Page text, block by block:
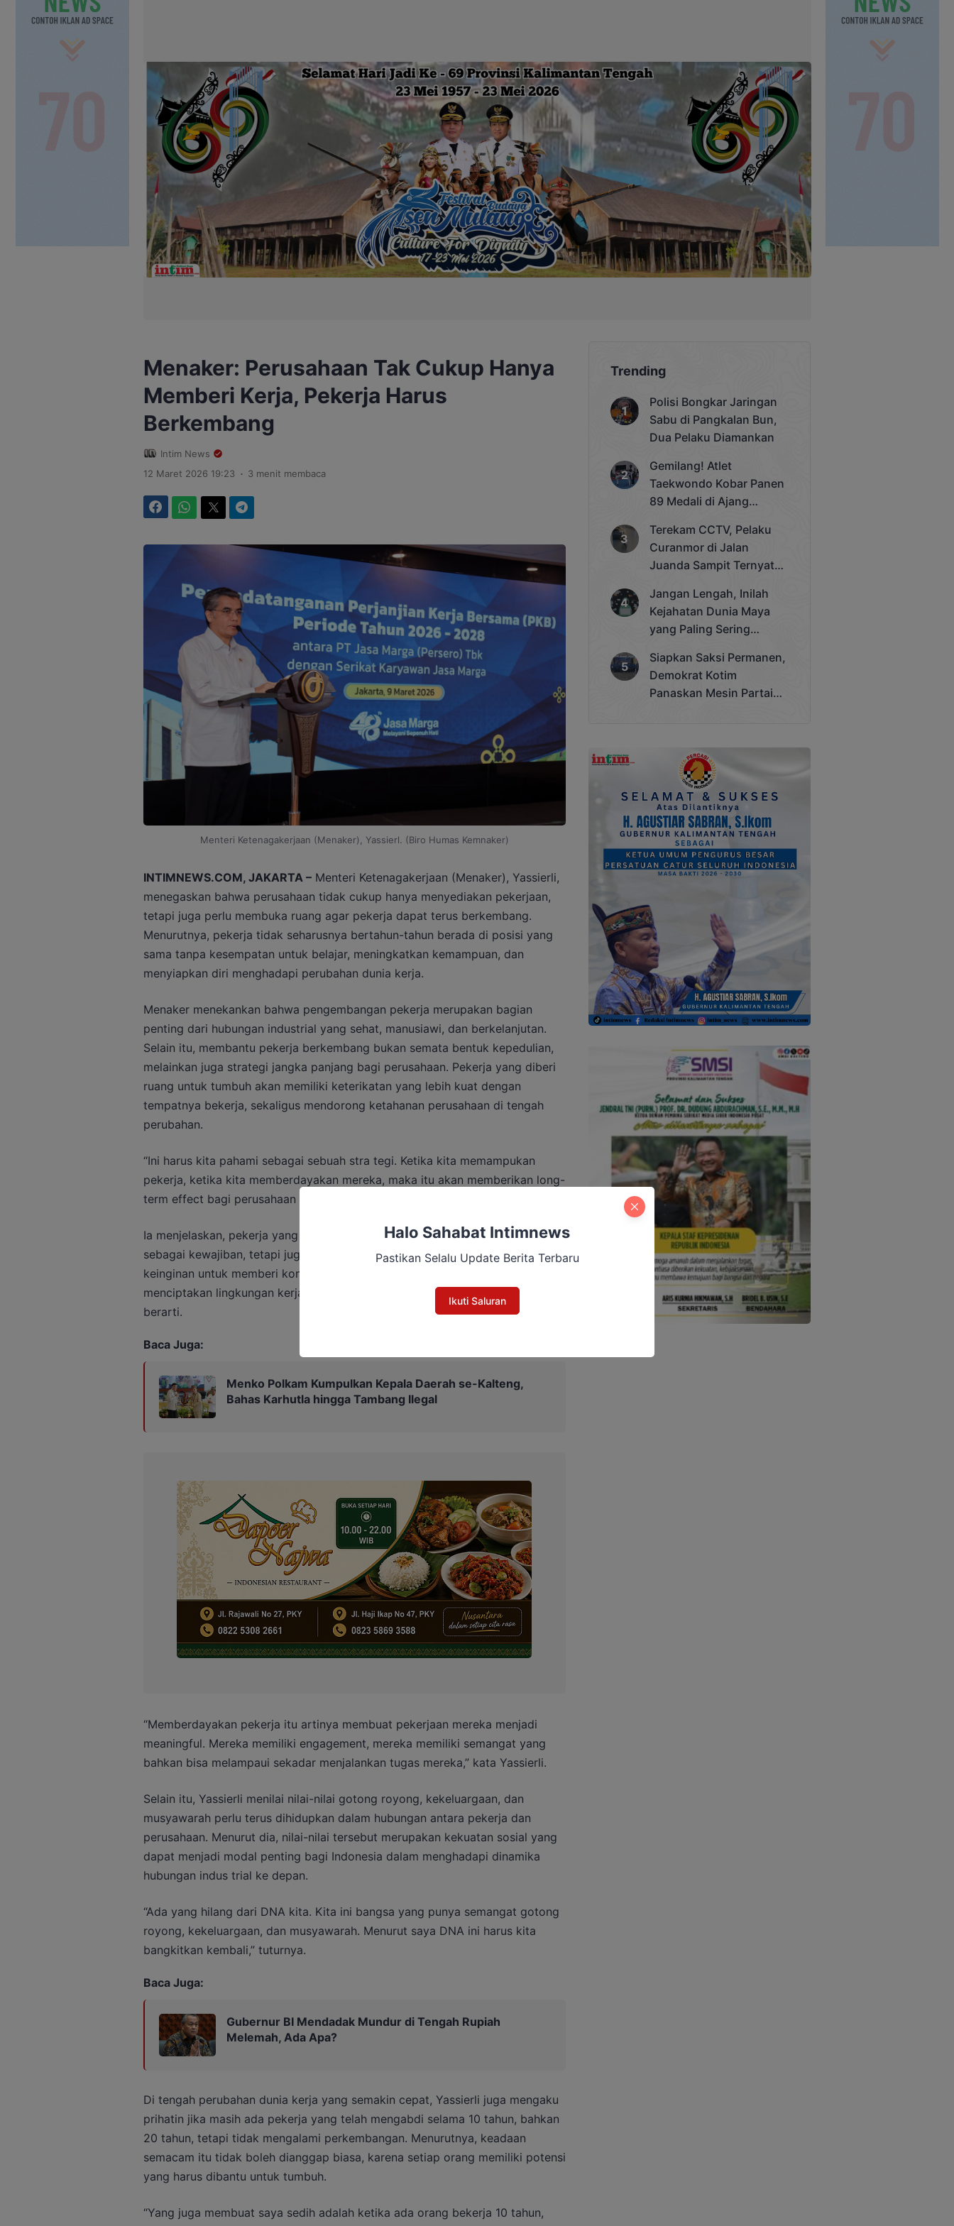
Menaker: Perusahaan Tak Cukup Hanya
Memberi Kerja, Pekerja Harus
Berkembang
Intim News
12 Maret 2026 19:23 . 3 menit membaca
Menteri Ketenagakerjaan (Menaker), Yassierl. (Biro Humas Kemnaker)
INTIMNEWS.COM, JAKARTA –Menteri Ketenagakerjaan (Menaker), Yassierli,
menegaskan bahwa perusahaan tidak cukup hanya menyediakan pekerjaan,
tetapi juga perlu membuka ruang agar pekerja dapat terus berkembang.
Menurutnya, pekerja tidak seharusnya bertahun-tahun berada di posisi yang
sama tanpa kesempatan untuk belajar, meningkatkan kemampuan, dan
menyiapkan diri menghadapi perubahan dunia kerja.
Menaker menekankan bahwa pengembangan pekerja merupakan bagian
penting dari hubungan industrial yang sehat, manusiawi, dan berkelanjutan.
Selain itu, membantu pekerja berkembang bukan semata bentuk kepedulian,
melainkan juga strategi jangka panjang bagi perusahaan. Pekerja yang diberi
ruang untuk tumbuh akan memiliki keterikatan yang lebih kuat dengan
tempatnya bekerja, sekaligus mendorong ketahanan perusahaan di tengah
perubahan.
“Ini harus kita pahami sebagai sebuah stra tegi. Ketika kita memampukan
pekerja, ketika kita memberdayakan mereka, maka itu akan memberikan long-
term effect bagi perusahaan dalam jangka panjang,” ujar Yassierli.
Ia menjelaskan, pekerja yang merasa didukung tidak hanya menjalankan tugas
sebagai kewajiban, tetapi juga memiliki semangat, rasa memiliki, dan
keinginan untuk memberi kontribusi lebih. Karena itu, perusahaan perlu
menciptakan lingkungan kerja yang membuat pekerja merasa perannya
berarti.
Baca Juga:
Menko Polkam Kumpulkan Kepala Daerah se-Kalteng,
Bahas Karhutla hingga Tambang Ilegal
“Memberdayakan pekerja itu artinya membuat pekerjaan mereka menjadi
meaningful. Mereka memiliki engagement, mereka memiliki semangat yang
bahkan bisa melampaui sekadar menjalankan tugas mereka,” kata Yassierli.
Selain itu, Yassierli menilai nilai-nilai gotong royong, kekeluargaan, dan
musyawarah perlu terus dihidupkan dalam hubungan antara pekerja dan
perusahaan. Menurut dia, nilai-nilai tersebut merupakan kekuatan sosial yang
dapat menjadi modal penting bagi Indonesia dalam menghadapi dinamika
hubungan indus trial ke depan.
“Ada yang hilang dari DNA kita. Kita ini bangsa yang punya semangat gotong
royong, kekeluargaan, dan musyawarah. Menurut saya DNA ini harus kita
bangkitkan kembali,” tuturnya.
Baca Juga:
Gubernur BI Mendadak Mundur di Tengah Rupiah
Melemah, Ada Apa?
Di tengah perubahan dunia kerja yang semakin cepat, Yassierli juga mengaku
prihatin jika masih ada pekerja yang telah mengabdi selama 10 tahun, bahkan
20 tahun, tetapi tidak mengalami perkembangan. Menurutnya, keadaan
semacam itu tidak boleh dianggap biasa, karena setiap orang memiliki potensi
yang harus dibantu untuk tumbuh.
“Yang juga membuat saya sedih adalah ketika ada orang bekerja 10 tahun,
Trending
Polisi Bongkar Jaringan
Sabu di Pangkalan Bun,
Dua Pelaku Diamankan
Gemilang! Atlet
Taekwondo Kobar Panen
89 Medali di Ajang
Cup 2025
Terekam CCTV, Pelaku
Curanmor di Jalan
Juanda Sampit Ternyata
Jangan Lengah, Inilah
Kejahatan Dunia Maya
yang Paling Sering
Siapkan Saksi Permanen,
Demokrat Kotim
Panaskan Mesin Partai
Halo Sahabat Intimnews
Pastikan Selalu Update Berita Terbaru
Ikuti Saluran